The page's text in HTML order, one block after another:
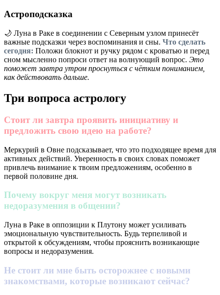
Астроподсказка
🌙 Луна в Раке в соединении с Северным узлом принесёт
важные подсказки через воспоминания и сны. Что сделать
сегодня: Положи блокнот и ручку рядом с кроватью и перед
сном мысленно попроси ответ на волнующий вопрос. Это
поможет завтра утром проснуться с чётким пониманием,
как действовать дальше.
Три вопроса астрологу
Стоит ли завтра проявить инициативу и
предложить свою идею на работе?
Меркурий в Овне подсказывает, что это подходящее время для
активных действий. Уверенность в своих словах поможет
привлечь внимание к твоим предложениям, особенно в
первой половине дня.
Почему вокруг меня могут возникать
недоразумения в общении?
Луна в Раке в оппозиции к Плутону может усиливать
эмоциональную чувствительность. Будь терпеливой и
открытой к обсуждениям, чтобы прояснить возникающие
вопросы и недоразумения.
Не стоит ли мне быть осторожнее с новыми
знакомствами, которые возникают сейчас?